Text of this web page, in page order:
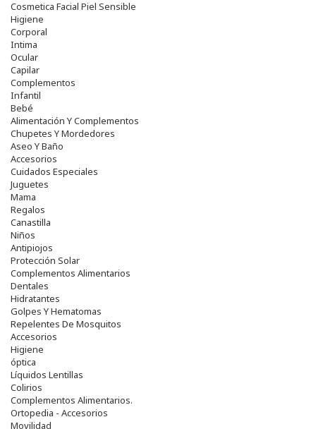
Cosmetica Facial Piel Sensible
Higiene
Corporal
Intima
Ocular
Capilar
Complementos
Infantil
Bebé
Alimentación Y Complementos
Chupetes Y Mordedores
Aseo Y Baño
Accesorios
Cuidados Especiales
Juguetes
Mama
Regalos
Canastilla
Niños
Antipiojos
Protección Solar
Complementos Alimentarios
Dentales
Hidratantes
Golpes Y Hematomas
Repelentes De Mosquitos
Accesorios
Higiene
óptica
Líquidos Lentillas
Colirios
Complementos Alimentarios.
Ortopedia - Accesorios
Movilidad